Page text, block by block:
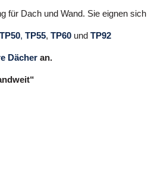
für Dach und Wand. Sie eignen
TP50, TP55, TP60 und TP92
Dächer an.